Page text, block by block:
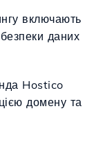
включають
даних
Hostico
домену та